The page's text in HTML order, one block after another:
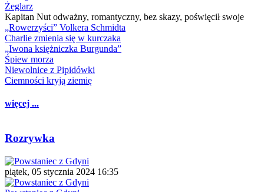
Żeglarz
Kapitan Nut odważny, romantyczny, bez skazy, poświęcił swoje
„Rowerzyści” Volkera Schmidta
Charlie zmienia się w kurczaka
„Iwona księżniczka Burgunda”
Śpiew morza
Niewolnice z Pipidówki
Ciemności kryją ziemię
więcej ...
Rozrywka
piątek, 05 stycznia 2024 16:35